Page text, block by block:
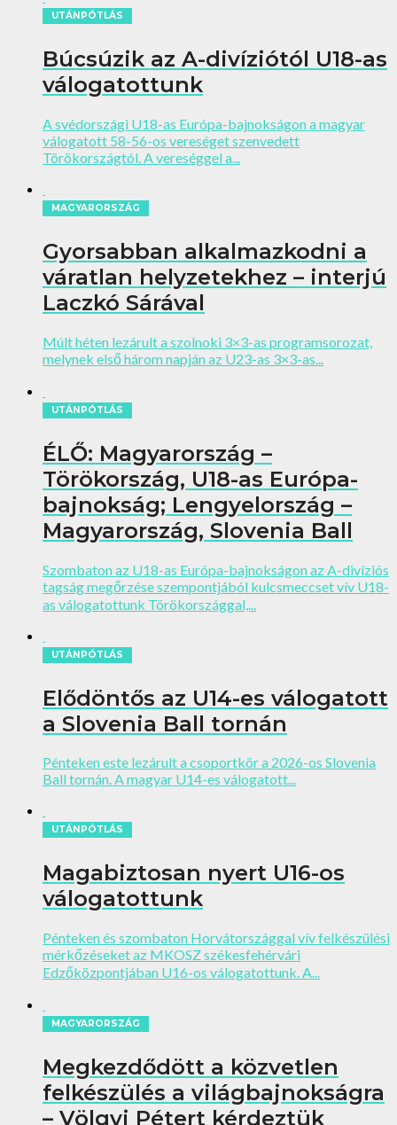
UTÁNPÓTLÁS
Búcsúzik az A-divíziótól U18-as
válogatottunk
A svédországi U18-as Európa-bajnokságon a magyar
válogatott 58-56-os vereséget szenvedett
Törökországtól. A vereséggel a...
MAGYARORSZÁG
Gyorsabban alkalmazkodni a
váratlan helyzetekhez – interjú
Laczkó Sárával
Múlt héten lezárult a szolnoki 3×3-as programsorozat,
melynek első három napján az U23-as 3×3-as...
UTÁNPÓTLÁS
ÉLŐ: Magyarország –
Törökország, U18-as Európa-
bajnokság; Lengyelország –
Magyarország, Slovenia Ball
Szombaton az U18-as Európa-bajnokságon az A-divíziós
tagság megőrzése szempontjából kulcsmeccset vív U18-
as válogatottunk Törökországgal,...
UTÁNPÓTLÁS
Elődöntős az U14-es válogatott
a Slovenia Ball tornán
Pénteken este lezárult a csoportkör a 2026-os Slovenia
Ball tornán. A magyar U14-es válogatott...
UTÁNPÓTLÁS
Magabiztosan nyert U16-os
válogatottunk
Pénteken és szombaton Horvátországgal vív felkészülési
mérkőzéseket az MKOSZ székesfehérvári
Edzőközpontjában U16-os válogatottunk. A...
MAGYARORSZÁG
Megkezdődött a közvetlen
felkészülés a világbajnokságra
– Völgyi Pétert kérdeztük